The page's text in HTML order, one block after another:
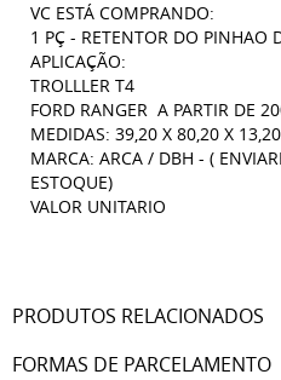
VC ESTÁ COMPRANDO:
1 PÇ - RETENTOR DO PINHAO
APLICAÇÃO:
TROLLLER T4
FORD RANGER A PARTIR DE
MEDIDAS: 39,20 X 80,20 X
MARCA: ARCA / DBH - (
ESTOQUE)
VALOR UNITARIO
PRODUTOS RELACIONADOS
FORMAS DE PARCELAMENTO